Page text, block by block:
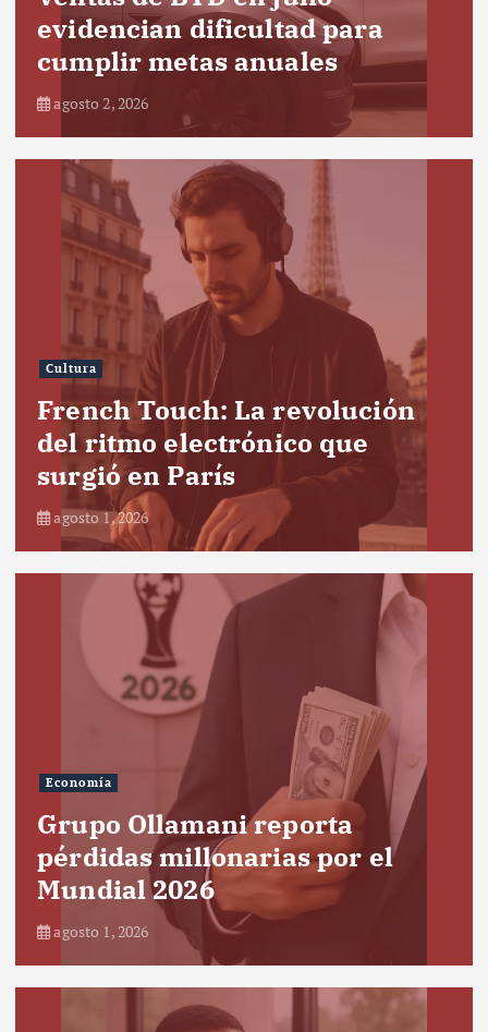
evidencian dificultad para
cumplir metas anuales
agosto 2, 2026
Cultura
French Touch: La revolución
del ritmo electrónico que
surgió en París
agosto 1, 2026
Economía
Grupo Ollamani reporta
pérdidas millonarias por el
Mundial 2026
agosto 1, 2026